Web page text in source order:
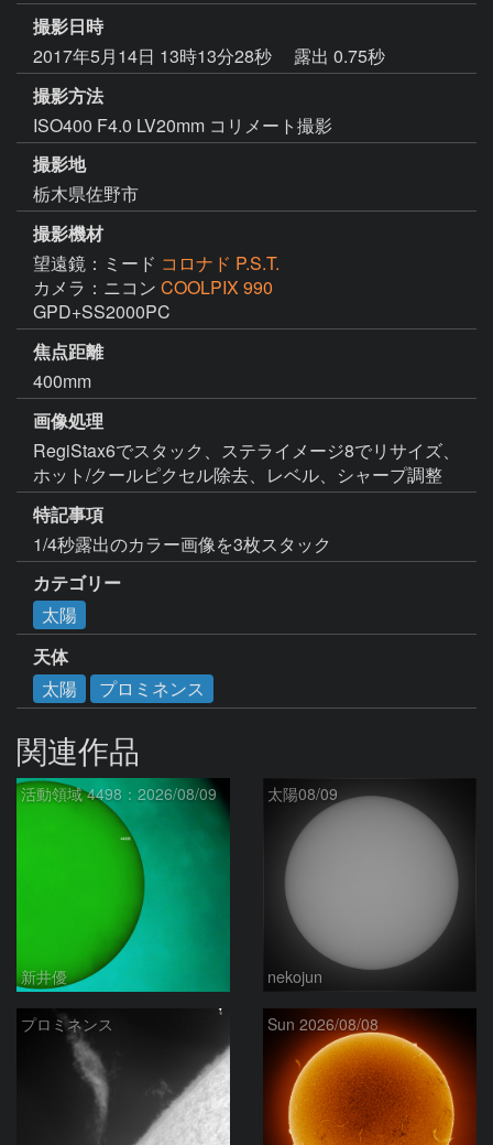
撮影日時
2017年5月14日 13時13分28秒
露出 0.75秒
撮影方法
ISO400 F4.0 LV20mm コリメート撮影
撮影地
栃木県佐野市
撮影機材
望遠鏡：ミード コロナド P.S.T.
カメラ：ニコン COOLPIX 990
GPD+SS2000PC
焦点距離
400mm
画像処理
RegiStax6でスタック、ステライメージ8でリサイズ、
ホット/クールピクセル除去、レベル、シャープ調整
特記事項
1/4秒露出のカラー画像を3枚スタック
カテゴリー
太陽
天体
太陽
プロミネンス
関連作品
活動領域 4498：2026/08/09
新井優
太陽08/09
nekojun
プロミネンス Sun 2026/08/08